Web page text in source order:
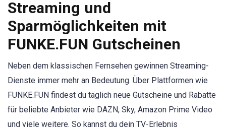
Streaming und
Sparmöglichkeiten mit
FUNKE.FUN Gutscheinen
Neben dem klassischen Fernsehen gewinnen Streaming-
Dienste immer mehr an Bedeutung. Über Plattformen wie
FUNKE.FUN findest du täglich neue Gutscheine und Rabatte
für beliebte Anbieter wie DAZN, Sky, Amazon Prime Video
und viele weitere. So kannst du dein TV-Erlebnis